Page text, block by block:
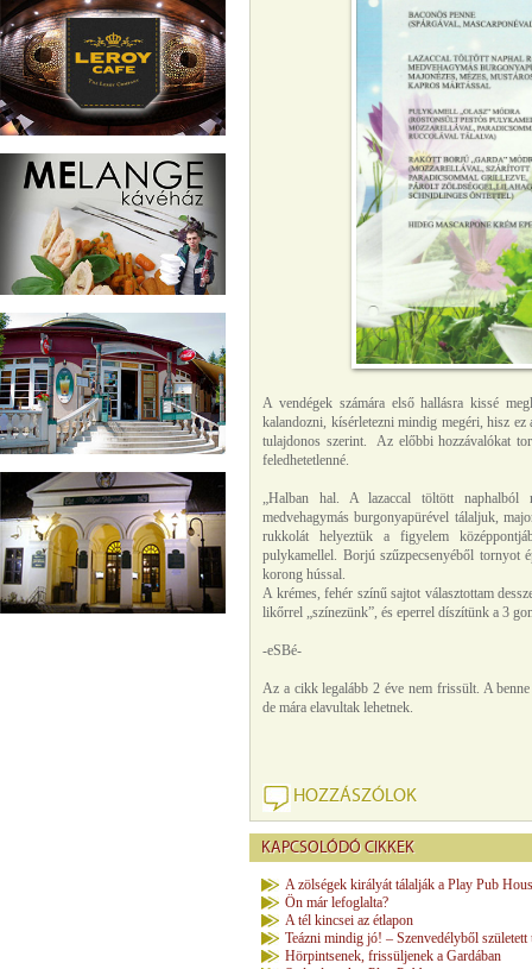
A vendégek számára első hallásra kissé
kalandozni, kísérletezni mindig megéri, hisz
tulajdonos szerint. Az előbbi hozzávalókat
feledhetetlenné.
„Halban hal. A lazaccal töltött naphalból
medvehagymás burgonyapürével tálaljuk,
rukkolát helyeztük a figyelem
pulykamellel. Borjú szűzpecsenyéből tornyot
korong hússal.
A krémes, fehér színű sajtot választottam
likőrrel „színezünk”, és eperrel díszítünk a 3
-eSBé-
Az a cikk legalább 2 éve nem frissült. A
de mára elavultak lehetnek.
HOZZÁSZÓLOK
KAPCSOLÓDÓ CIKKEK
A zölségek királyát tálalják a Play Pub
Ön már lefoglalta?
A tél kincsei az étlapon
Teázni mindig jó! – Szenvedélyből született
Hörpintsenek, frissüljenek a Gardában